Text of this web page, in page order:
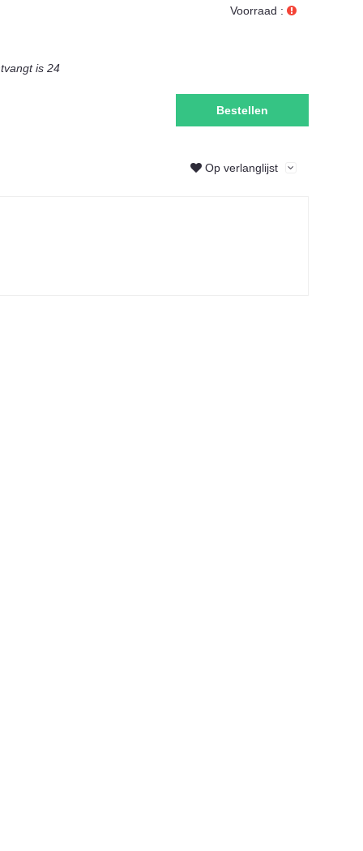
Voorraad :
is 24
Bestellen
Op verlanglijst